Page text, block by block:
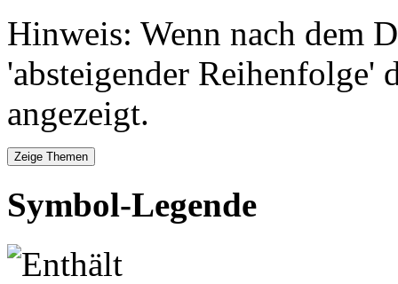
Hinweis: Wenn nach dem
'absteigender Reihenfolge'
angezeigt.
Symbol-Legende